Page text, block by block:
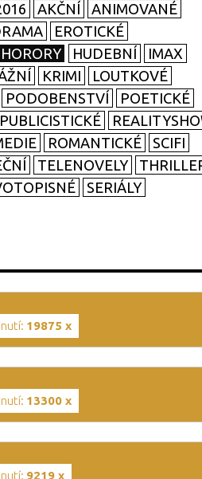
AKČNÍ
ANIMOVANÉ
EROTICKÉ
HORORY HUDEBNÍ
IMAX
KRIMI
LOUTKOVÉ
PODOBENSTVÍ
POETICKÉ
PUBLICISTICKÉ
ROMANTICKÉ
SCIFI
TELENOVELY
SERIÁLY
19875 x
13300 x
9219 x